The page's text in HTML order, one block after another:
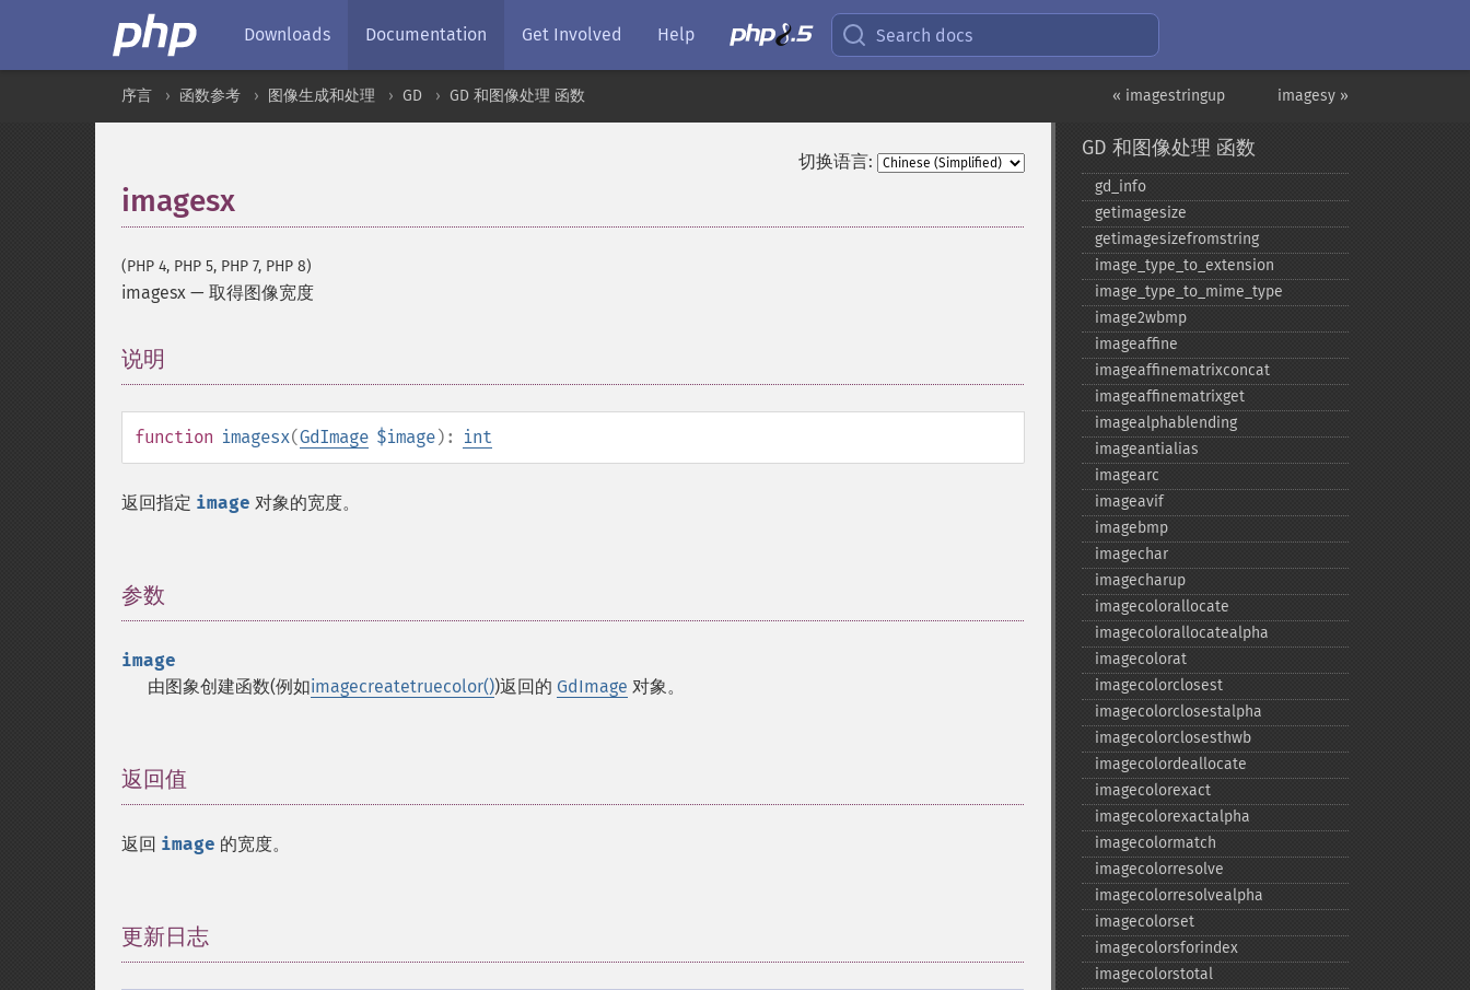
Downloads Documentation Get Involved Help Search docs
imagesy »
« imagestringup
序言 函数参考 图像生成和处理 GD GD 和图像处理 函数
切换语言:
imagesx
(PHP 4, PHP 5, PHP 7, PHP 8)
imagesx — 取得图像宽度
说明
function imagesx(GdImage $image): int
返回指定 image 对象的宽度。
参数
image
由图象创建函数(例如imagecreatetruecolor())返回的 GdImage 对象。
返回值
返回 image 的宽度。
更新日志
GD 和图像处理 函数
gd_​info
getimagesize
getimagesizefromstring
image_​type_​to_​extension
image_​type_​to_​mime_​type
image2wbmp
imageaffine
imageaffinematrixconcat
imageaffinematrixget
imagealphablending
imageantialias
imagearc
imageavif
imagebmp
imagechar
imagecharup
imagecolorallocate
imagecolorallocatealpha
imagecolorat
imagecolorclosest
imagecolorclosestalpha
imagecolorclosesthwb
imagecolordeallocate
imagecolorexact
imagecolorexactalpha
imagecolormatch
imagecolorresolve
imagecolorresolvealpha
imagecolorset
imagecolorsforindex
imagecolorstotal